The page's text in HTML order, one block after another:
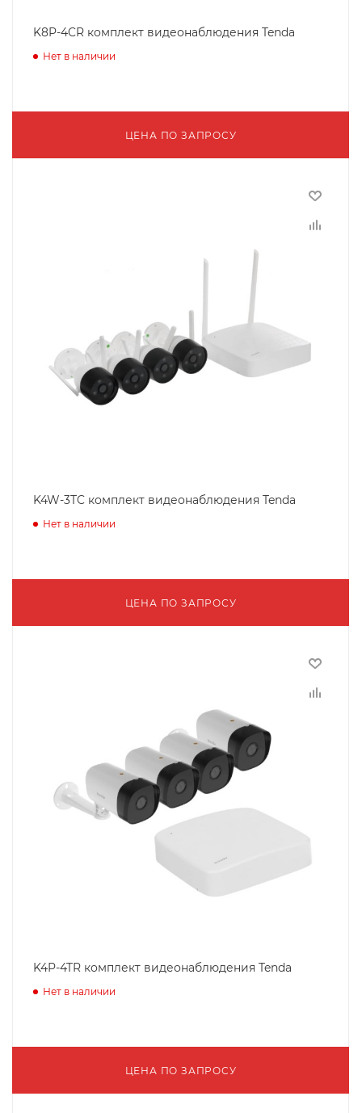
K8P-4CR комплект видеонаблюдения Tenda
Нет в наличии
ЦЕНА ПО ЗАПРОСУ
K4W-3TC комплект видеонаблюдения Tenda
Нет в наличии
ЦЕНА ПО ЗАПРОСУ
K4P-4TR комплект видеонаблюдения Tenda
Нет в наличии
ЦЕНА ПО ЗАПРОСУ